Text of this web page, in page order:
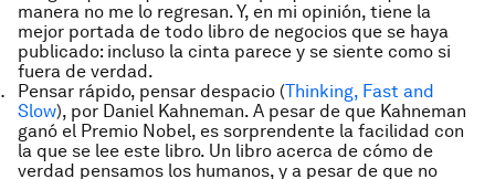
manera no me lo regresan. Y, en mi opinión, tiene la
mejor portada de todo libro de negocios que se haya
publicado: incluso la cinta parece y se siente como si
fuera de verdad.
Pensar rápido, pensar despacio (Thinking, Fast and
Slow), por Daniel Kahneman. A pesar de que Kahneman
ganó el Premio Nobel, es sorprendente la facilidad con
la que se lee este libro. Un libro acerca de cómo de
verdad pensamos los humanos, y a pesar de que no